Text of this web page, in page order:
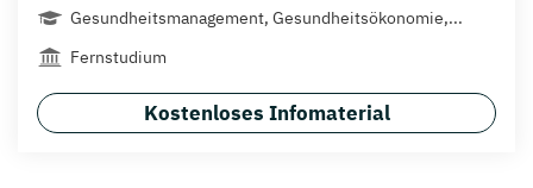
Gesundheitsmanagement, Gesundheitsökonomie,...
Fernstudium
Kostenloses Infomaterial